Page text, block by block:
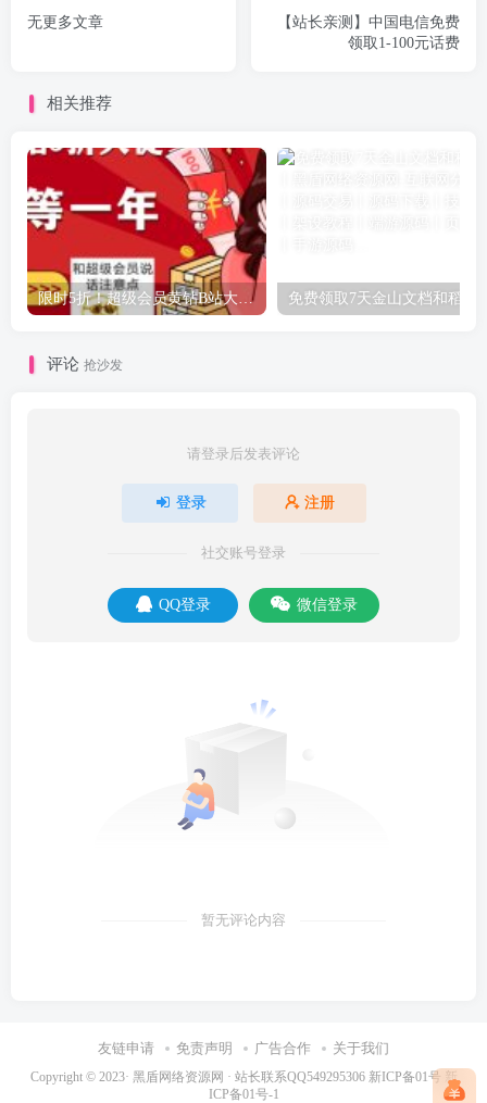
无更多文章
【站长亲测】中国电信免费
领取1-100元话费
相关推荐
限时5折！超级会员黄钻B站大会员
评论 抢沙发
请登录后发表评论
登录 注册
社交账号登录
QQ登录 微信登录
暂无评论内容
友链申请 免责声明 广告合作 关于我们
Copyright © 2023· 黑盾网络资源网 · 站长联系QQ549295306 新ICP备01号
新
ICP备01号-1